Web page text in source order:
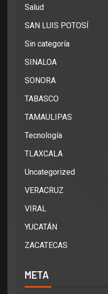
Salud
SAN LUIS POTOSÍ
Sin categoría
SINALOA
SONORA
TABASCO
TAMAULIPAS
Tecnología
TLAXCALA
Uncategorized
VERACRUZ
VIRAL
YUCATÁN
ZACATECAS
META